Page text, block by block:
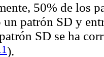
50% de los
patrón SD y
SD se ha
).